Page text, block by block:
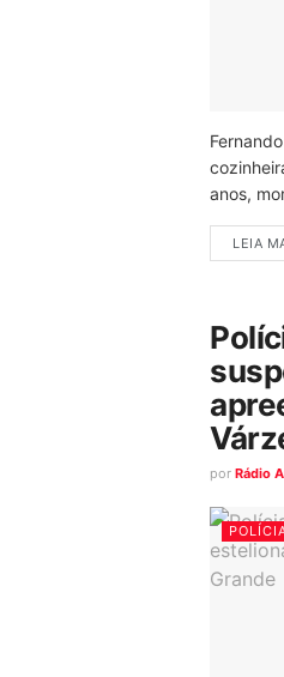
anos,
LEIA
por Rádio